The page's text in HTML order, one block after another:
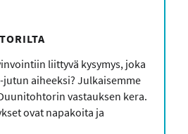
liittyvä kysymys, joka
aiheeksi? Julkaisemme
vastauksen kera.
ovat napakoita ja